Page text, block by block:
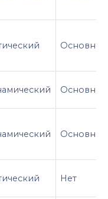
Основные
Основные
Основные
Нет